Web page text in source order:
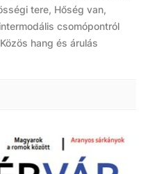
tere, Hőség van,
csomópontról
hang és árulás